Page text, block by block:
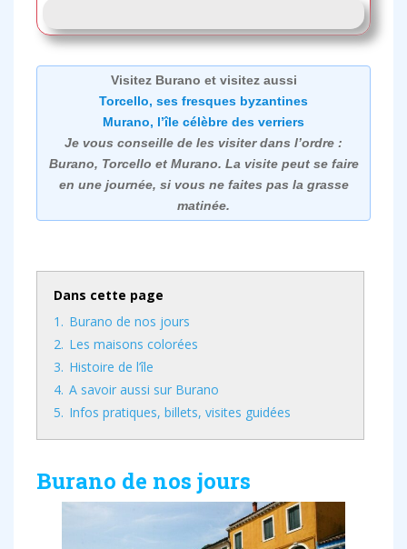
Visitez Burano et visitez aussi
Torcello, ses fresques byzantines
Murano, l’île célèbre des verriers
Je vous conseille de les visiter dans l’ordre :
Burano, Torcello et Murano. La visite peut se faire
en une journée, si vous ne faites pas la grasse
matinée.
Dans cette page
1. Burano de nos jours
2. Les maisons colorées
3. Histoire de l’île
4. A savoir aussi sur Burano
5. Infos pratiques, billets, visites guidées
Burano de nos jours